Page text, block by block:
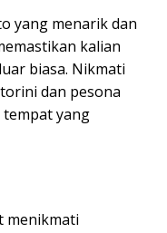
yang menarik dan
kalian
biasa. Nikmati
dan pesona
tempat yang
menikmati